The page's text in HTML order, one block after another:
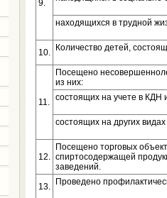
9.
находящихся в трудной
10. Количество детей,
11.
Посещено
из них:
состоящих на учете в КДН
состоящих на других видах
12.
Посещено торговых
спиртосодержащей
заведений.
13. Проведено